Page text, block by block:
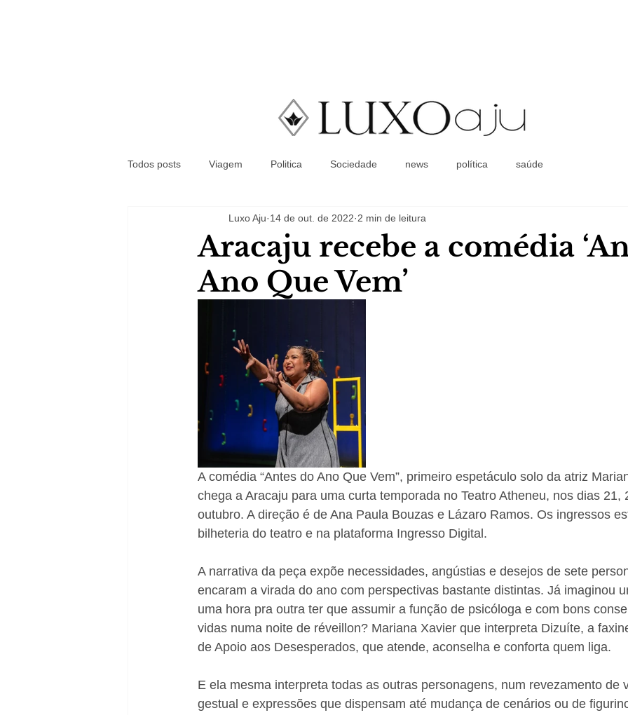
Coluna Social
Todos posts Viagem Politica Sociedade news política saúde
Aracaju recebe a comédia
Ano Que Vem’
Luxo Aju 14 de out. de 2022 2 min de leitura
A comédia “Antes do Ano Que Vem”, primeiro espetáculo solo da atriz
chega a Aracaju para uma curta temporada no Teatro Atheneu, nos dias 21,
outubro. A direção é de Ana Paula Bouzas e Lázaro Ramos. Os ingressos
bilheteria do teatro e na plataforma Ingresso Digital.
A narrativa da peça expõe necessidades, angústias e desejos de sete
encaram a virada do ano com perspectivas bastante distintas. Já imaginou
uma hora pra outra ter que assumir a função de psicóloga e com bons
vidas numa noite de réveillon? Mariana Xavier que interpreta Dizuíte, a
de Apoio aos Desesperados, que atende, aconselha e conforta quem liga.
E ela mesma interpreta todas as outras personagens, num revezamento de
gestual e expressões que dispensam até mudança de cenários ou de